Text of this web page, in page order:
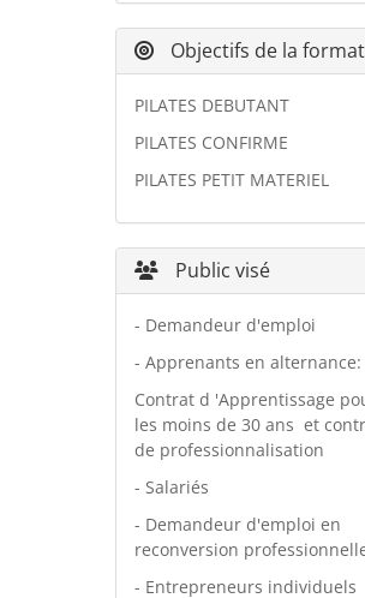
Objectifs de la
PILATES DEBUTANT
PILATES CONFIRME
PILATES PETIT MATERIEL
Public visé
- Demandeur d'emploi
- Apprenants en alternance:
Contrat d 'Apprentissage
les moins de 30 ans et
de professionnalisation
- Salariés
- Demandeur d'emploi en
reconversion
- Entrepreneurs individuels